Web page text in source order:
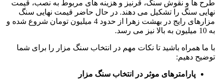
طرح ها و نقوش سنگ، قرنیز و هزینه های مربوط به نصب، قیمت
نهایی سنگ را تشکیل می دهند. در حال حاضر قیمت نهایی سنگ
مزارهای رایج در بهشت زهرا از حدود 4 میلیون تومان شروع شده و
به 10 میلیون به بالا نیز می رسد.
با ما همراه باشید تا نکات مهم در انتخاب سنگ مزار را برای شما
توضیح دهیم:
پارامترهای موثر در انتخاب سنگ مزار